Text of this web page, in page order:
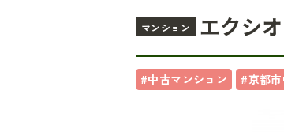
マンション エクシ
#中古マンション #京都